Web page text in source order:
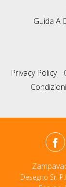
Guida A
Privacy Policy
Desegno Srl